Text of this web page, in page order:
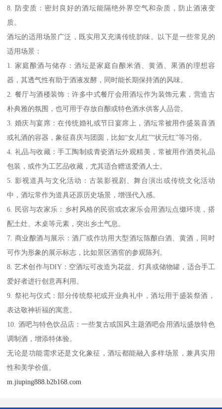
8. 防变质：密封良好的酒坛能隔绝外界空气和杂质，防止酒液变
质。
酒坛的适用场景广泛，既实用又充满传统韵味。以下是一些常见的
适用场景：
1. 家庭酿酒与储存：酒坛是家庭自酿米酒、黄酒、果酒的理想容
器，其透气性有助于酒液发酵，同时能长期保持酒的风味。
2. 餐厅与酒楼装饰：许多中式餐厅会用酒坛作为装饰元素，营造古
朴典雅的氛围，也可用于存放自酿或特色酒水供客人品尝。
3. 婚庆与宴席：在传统婚礼或节日宴席上，酒坛常被用作盛装喜酒
或礼酒的容器，象征喜庆与团圆，比如“女儿红”“状元红”等习俗。
4. 礼品与收藏：手工陶制或青瓷酒坛外观精美，常被用作酒类礼品
包装，或作为工艺品收藏，尤其适合赠送爱酒人士。
5. 影视道具与文化活动：古装影视剧、舞台演出或传统文化活动
中，酒坛常作为道具还原历史场景，增强代入感。
6. 民宿与农家乐：乡村风格的民宿或农家乐会用酒坛点缀环境，搭
配土灶、木桌等元素，突出乡土气息。
7. 商业酿酒与展示：酒厂或作坊用大型酒坛陈酿白酒、黄酒，同时
可作为形象的展示标志，比如景区酒窖的参观陈列。
8. 艺术创作与DIY：空酒坛可改造为花盆、灯具或储物罐，适合手工
爱好者进行创意再利用。
9. 祭祀与仪式：部分传统祭祀或开业典礼中，酒坛用于盛装祭酒，
表达敬神祈福的寓意。
10. 酒吧与特色饮品店：一些复古或国风主题酒吧会用酒坛盛放特色
调制酒，增添特体验。
无论是功能需求还是文化象征，酒坛都能融入多样场景，兼具实用
性和美学价值。
m.jiuping888.b2b168.com